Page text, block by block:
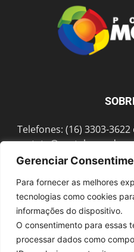
Gerenciar
Para fornecer as melhores
tecnologias como cookies
informações do dispositivo.
O consentimento para essas
processar dados como
Telefones: (16) 3303-
Sex das 8h às 18h /